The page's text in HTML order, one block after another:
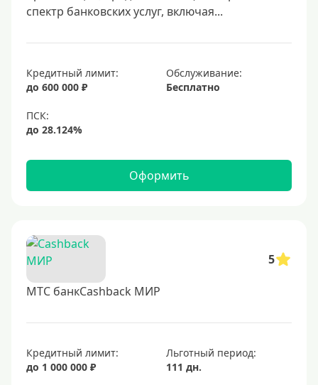
Platinum
Золотые
Черные
Виртуальные
С бонусами
С кэшбэком на АЗС
С милями
Цель
Для игр
Для покупок
Для путешествий
спектр банковских услуг, включая...
Кредитный лимит:
до 600 000 ₽
Обслуживание:
Бесплатно
Оформить
5
МТС банкCashback МИР
Кредитный лимит:
до 1 000 000 ₽
Льготный период:
111 дн.